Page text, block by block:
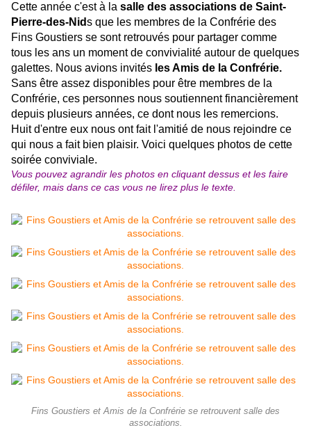
Cette année c'est à la salle des associations de Saint-
Pierre-des-Nids que les membres de la Confrérie des
Fins Goustiers se sont retrouvés pour partager comme
tous les ans un moment de convivialité autour de quelques
galettes. Nous avions invités les Amis de la Confrérie.
Sans être assez disponibles pour être membres de la
Confrérie, ces personnes nous soutiennent financièrement
depuis plusieurs années, ce dont nous les remercions.
Huit d'entre eux nous ont fait l'amitié de nous rejoindre ce
qui nous a fait bien plaisir. Voici quelques photos de cette
soirée conviviale.
Vous pouvez agrandir les photos en cliquant dessus et les faire
défiler, mais dans ce cas vous ne lirez plus le texte.
Fins Goustiers et Amis de la Confrérie se retrouvent salle des
associations.